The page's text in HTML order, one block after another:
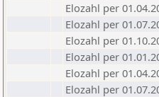
Elozahl per
Elozahl per
Elozahl per
Elozahl per
Elozahl per
Elozahl per